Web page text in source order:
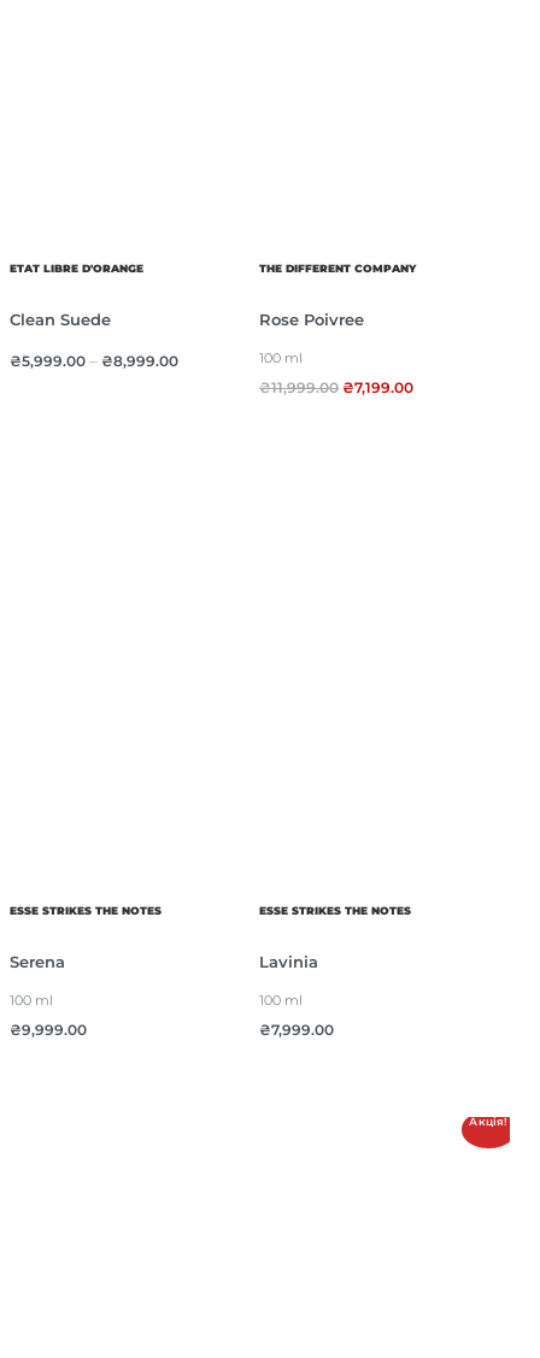
ETAT LIBRE D'ORANGE
Clean Suede
₴5,999.00– ₴8,999.00
THE DIFFERENT COMPANY
Rose Poivree
100 ml
₴11,999.00 ₴7,199.00
ESSE STRIKES THE NOTES
Serena
100 ml
₴9,999.00
ESSE STRIKES THE NOTES
Lavinia
100 ml
₴7,999.00
Акція!